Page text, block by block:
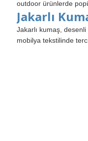
outdoor ürünlerde
Jakarlı
Jakarlı kumaş,
mobilya tekstilinde